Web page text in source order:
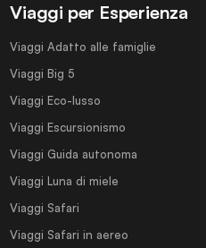
Viaggi per Esperienza
Viaggi Adatto alle famiglie
Viaggi Big 5
Viaggi Eco-lusso
Viaggi Escursionismo
Viaggi Guida autonoma
Viaggi Luna di miele
Viaggi Safari
Viaggi Safari in aereo